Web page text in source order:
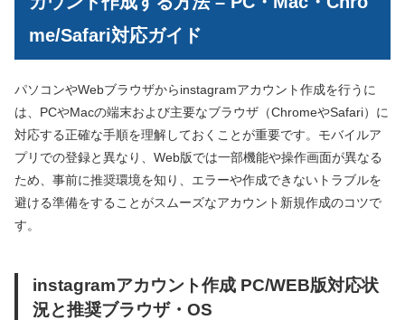
me/Safari対応ガイド
パソコンやWebブラウザからinstagramアカウント作成を行うに
は、PCやMacの端末および主要なブラウザ（ChromeやSafari）に
対応する正確な手順を理解しておくことが重要です。モバイルア
プリでの登録と異なり、Web版では一部機能や操作画面が異なる
ため、事前に推奨環境を知り、エラーや作成できないトラブルを
避ける準備をすることがスムーズなアカウント新規作成のコツで
す。
instagramアカウント作成 PC/WEB版対応状
況と推奨ブラウザ・OS